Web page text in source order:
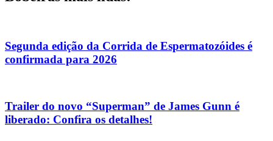
Segunda edição da Corrida de Espermatozóides é
confirmada para 2026
Trailer do novo “Superman” de James Gunn é
liberado: Confira os detalhes!